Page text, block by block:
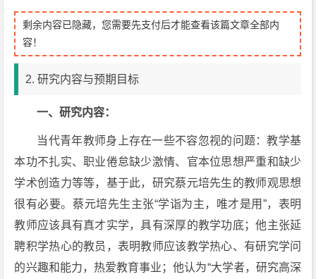
剩余内容已隐藏，您需要先支付后才能查看该篇文章全部内
容！
2. 研究内容与预期目标
一、研究内容：
当代青年教师身上存在一些不容忽视的问题：教学基
本功不扎实、职业倦怠缺少激情、官本位思想严重和缺少
学术创造力等等，基于此，研究蔡元培先生的教师观思想
很有必要。蔡元培先生主张“学诣为主，唯才是用”，表明
教师应该具有真才实学，具有深厚的教学功底；他主张延
聘积学热心的教员，表明教师应该教学热心、有研究学问
的兴趣和能力，热爱教育事业；他认为“大学者，研究高深